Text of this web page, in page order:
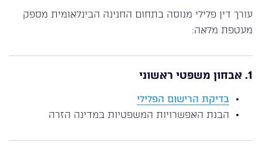
עורך דין פלילי מנוסה בתחום החנינה הבינלאומית מספק
מעטפת מלאה:
1. אבחון משפטי ראשוני
בדיקת הרישום הפלילי
הבנת האפשרויות המשפטיות במדינה הזרה